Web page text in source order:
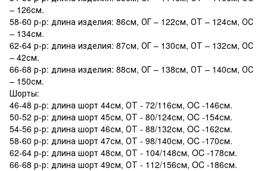
– 126см.
58-60 р-р: длина изделия: 86см, ОГ – 122см, ОТ – 124см, ОС
– 134см.
62-64 р-р: длина изделия: 87см, ОГ – 130см, ОТ – 132см, ОС
– 42см.
66-68 р-р: длина изделия: 88см, ОГ – 138см, ОТ – 140см, ОС
– 150см.
Шорты:
46-48 р-р: длина шорт 44см, ОТ - 72/116см, OC -146см.
50-52 р-р: длина шорт 45см, ОТ - 80/124см, OC -154см.
54-56 р-р: длина шорт 46см, ОТ - 88/132см, OC -162см.
58-60 р-р: длина шорт 47см, ОТ - 98/140см, OC -170см.
62-64 р-р: длина шорт 48см, ОТ - 104/148см, OC -178см.
66-68 р-р: длина шорт 49см, ОТ - 112/156см, OC -186см.